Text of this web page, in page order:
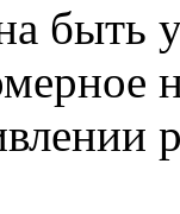
быть